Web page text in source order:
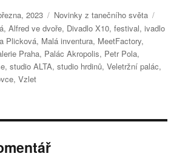
2023 Rubriky:
Novinky z tanečního světa
,Alfred ve dvoře, Divadlo X10,festival,ivadlo
Plicková, Malá inventura, MeetFactory,
Praha, Palác Akropolis, Petr Pola,
,studio ALTA,studio hrdinů,Veletržní palác,
,Vzlet